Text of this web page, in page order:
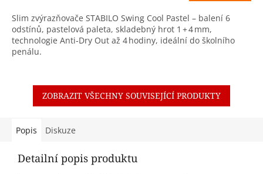
Slim zvýrazňovače STABILO Swing Cool Pastel – balení 6
odstínů, pastelová paleta, skladebný hrot 1 + 4 mm,
technologie Anti‑Dry Out až 4 hodiny, ideální do školního
penálu.
ZOBRAZIT VŠECHNY SOUVISEJÍCÍ PRODUKTY
Popis Diskuze
Detailní popis produktu